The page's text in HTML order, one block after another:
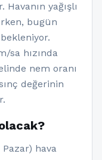
yağışlı
bugün
sa hızında
nem oranı
değerinin
hava